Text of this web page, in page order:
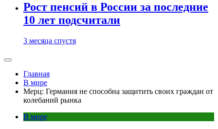
Рост пенсий в России за последние
10 лет подсчитали
3 месяца спустя
Главная
В мире
Мерц: Германия не способна защитить своих граждан от
колебаний рынка
В мире